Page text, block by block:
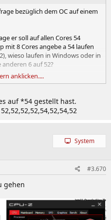
bezüglich dem OC auf einem
er soll auf allen Cores 54
mit 8 Cores angebe a 54 laufen
wieso laufen in Windows oder in
6 auf 52?
in der TVB Points ist auch alles
anklicken....
auf *54 gestellt hast.
System
#3.670
gehen